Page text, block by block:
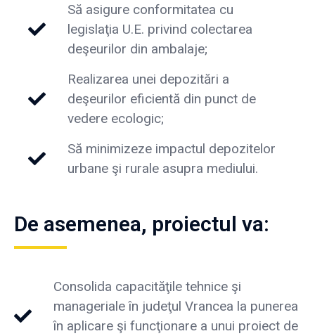
Să asigure conformitatea cu
legislaţia U.E. privind colectarea
deşeurilor din ambalaje;
Realizarea unei depozitări a
deşeurilor eficientă din punct de
vedere ecologic;
Să minimizeze impactul depozitelor
urbane şi rurale asupra mediului.
De asemenea, proiectul va:
Consolida capacităţile tehnice şi
manageriale în judeţul Vrancea la punerea
în aplicare şi funcţionare a unui proiect de